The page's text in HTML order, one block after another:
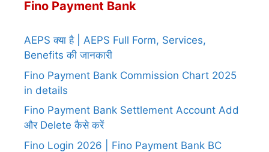
Fino Payment Bank
AEPS क्या है | AEPS Full Form, Services,
Benefits की जानकारी
Fino Payment Bank Commission Chart 2025
in details
Fino Payment Bank Settlement Account Add
और Delete कैसे करें
Fino Login 2026 | Fino Payment Bank BC